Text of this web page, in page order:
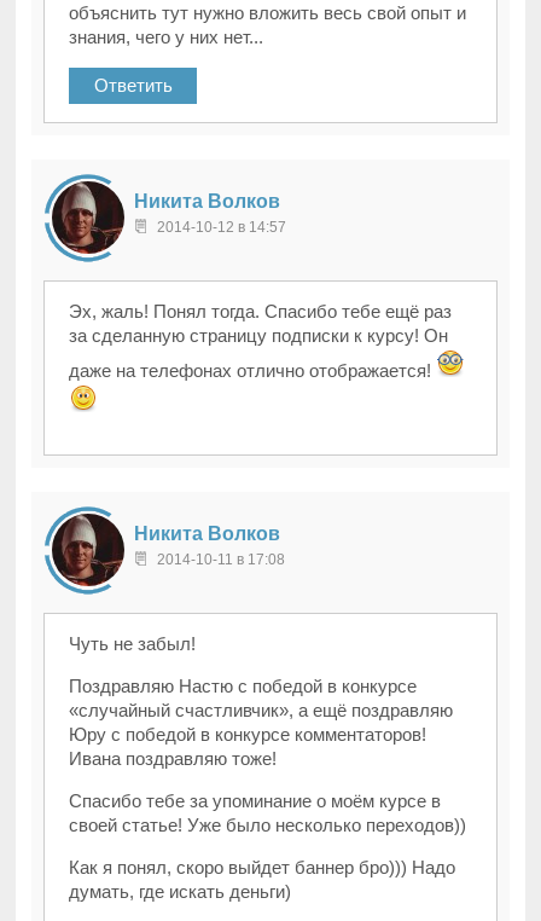
объяснить тут нужно вложить весь свой опыт и
знания, чего у них нет...
Ответить
Никита Волков
2014-10-12 в 14:57
Эх, жаль! Понял тогда. Спасибо тебе ещё раз
за сделанную страницу подписки к курсу! Он
даже на телефонах отлично отображается!
Никита Волков
2014-10-11 в 17:08
Чуть не забыл!
Поздравляю Настю с победой в конкурсе
«случайный счастливчик», а ещё поздравляю
Юру с победой в конкурсе комментаторов!
Ивана поздравляю тоже!
Спасибо тебе за упоминание о моём курсе в
своей статье! Уже было несколько переходов))
Как я понял, скоро выйдет баннер бро))) Надо
думать, где искать деньги)